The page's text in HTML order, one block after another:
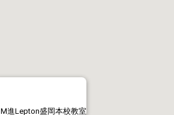
M進Lepton盛岡本校教室